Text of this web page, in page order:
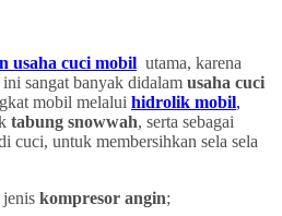
usaha cuci mobil utama, karena
ini sangat banyak didalam usaha cuci
mobil melalui hidrolik mobil,
tabung snowwah, serta sebagai
cuci, untuk membersihkan sela sela
kompresor angin;